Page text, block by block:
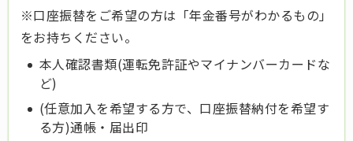
※口座振替をご希望の方は「年金番号がわかるもの」
をお持ちください。
本人確認書類(運転免許証やマイナンバーカードな
ど)
(任意加入を希望する方で、口座振替納付を希望す
る方)通帳・届出印